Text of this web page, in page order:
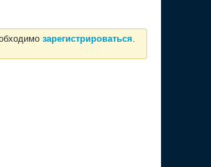
зарегистрироваться.